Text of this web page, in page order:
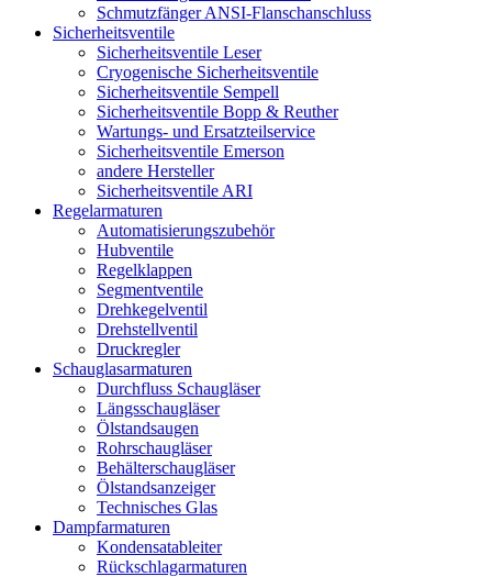
Schmutzfänger ANSI-Flanschanschluss
Sicherheitsventile
Sicherheitsventile Leser
Cryogenische Sicherheitsventile
Sicherheitsventile Sempell
Sicherheitsventile Bopp & Reuther
Wartungs- und Ersatzteilservice
Sicherheitsventile Emerson
andere Hersteller
Sicherheitsventile ARI
Regelarmaturen
Automatisierungszubehör
Hubventile
Regelklappen
Segmentventile
Drehkegelventil
Drehstellventil
Druckregler
Schauglas­armaturen
Durchfluss Schaugläser
Längsschaugläser
Ölstandsaugen
Rohrschaugläser
Behälterschaugläser
Ölstandsanzeiger
Technisches Glas
Dampfarmaturen
Kondensatableiter
Rückschlagarmaturen